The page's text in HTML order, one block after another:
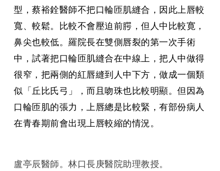
型，蔡裕銓醫師不把口輪匝肌縫合，因此上唇較
寬、較鬆。比較不會壓迫前腭，但人中比較寛，
鼻尖也較低。羅院長在雙側唇裂的第一次手術
中，試著把口輪匝肌縫合在中線上，把人中做得
很窄，把兩側的紅唇縫到人中下方，做成一個類
似「丘比氏弓」，而且吻珠也比較明顯。但因為
口輪匝肌的張力，上唇總是比較緊，有部份病人
在青春期前會出現上唇較縮的情況。
盧亭辰醫師。林口長庚醫院助理教授。